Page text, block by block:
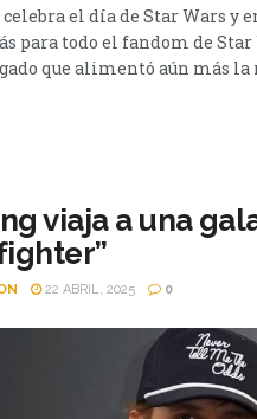
celebra el día de Star Wars
para todo el fandom de
que alimentó aún más la
viaja a una
22 ABRIL, 2025 0